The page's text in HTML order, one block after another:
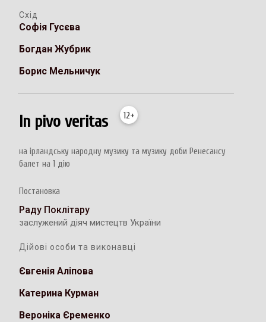
Схід
Софія Гусєва
Богдан Жубрик
Борис Мельничук
In pivo veritas 12+
на ірландську народну музику та музику доби Ренесансу
балет на 1 дію
Постановка
Раду Поклітару
заслужений діяч мистецтв України
Дійові особи та виконавці
Євгенія Аліпова
Катерина Курман
Вероніка Єременко